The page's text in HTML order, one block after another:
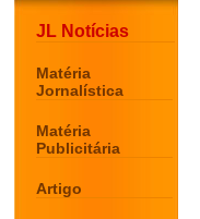
JL Notícias
Matéria
Jornalística
Matéria
Publicitária
Artigo